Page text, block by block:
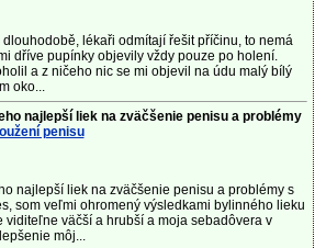
lékaři odmítají řešit příčinu, to nemá
dříve pupínky objevily vždy pouze po holení.
a z ničeho nic se mi objevil na údu malý bílý
oko...
najlepší liek na zväčšenie penisu a problémy
penisu
najlepší liek na zväčšenie penisu a problémy s
som veľmi ohromený výsledkami bylinného lieku
viditeľne väčší a hrubší a moja sebadôvera v
môj...